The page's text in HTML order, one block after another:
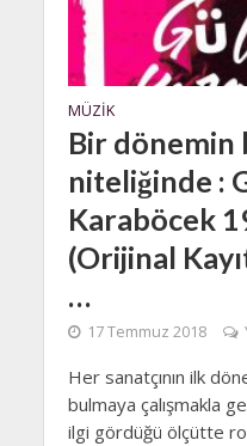
MÜZIK
Bir dönemin
niteliğinde :
Karaböcek
(Orijinal
…
17 Temmuz 2018
Her sanatçının ilk
bulmaya çalışmakla
ilgi gördüğü ölçütte